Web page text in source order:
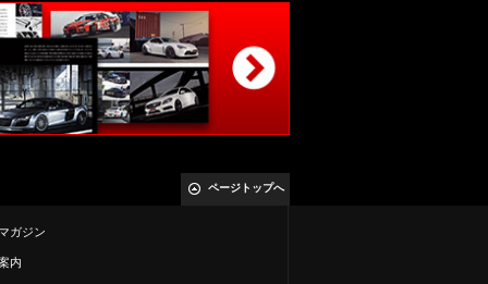
ページトップへ
ガジン
内